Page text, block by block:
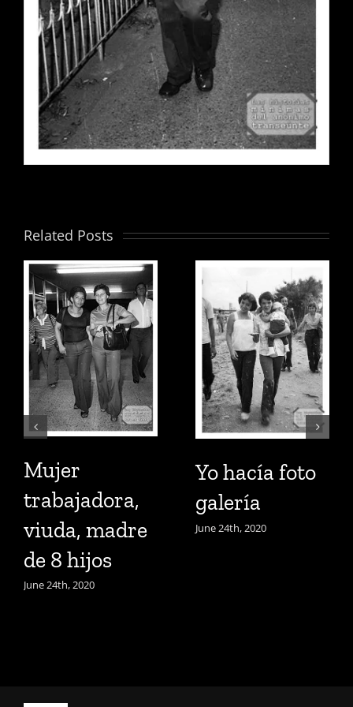
Related Posts
Mujer
trabajadora,
viuda, madre
de 8 hijos
June 24th, 2020
Yo hacía foto
galería
June 24th, 2020